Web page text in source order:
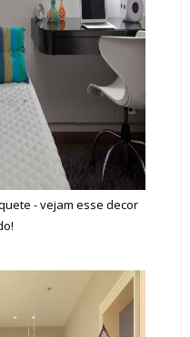
- vejam esse decor